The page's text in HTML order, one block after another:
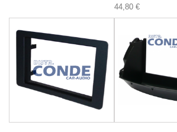
44,80 €